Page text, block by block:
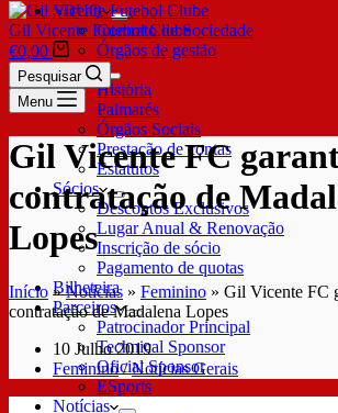
SDUQ
Contrato de Sociedade
Órgãos de gestão
Clube
História
Palmarés
Órgãos Sociais
Prestação de contas
Estatutos
Sócios
Descontos Exclusivos
Lugar Anual & Renovação
Inscrição de sócio
Pagamento de quotas
Bilheteira
Parceiros
Patrocinador Principal
Technical Sponsor
Oficial Sponsor
ESports
Notícias
Gil Vicente Futebol Clube
€0,00
Pesquisar
Menu
Gil Vicente FC
contratação de
Lopes
Início »Notícias » Feminino » Gil Vicente FC
contratação de Madalena Lopes
10 Julho 2019
Feminino/Notícias Gerais